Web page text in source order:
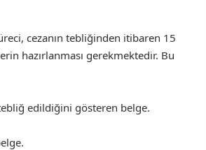
cezanın tebliğinden itibaren 15
hazırlanması gerekmektedir. Bu
edildiğini gösteren belge.